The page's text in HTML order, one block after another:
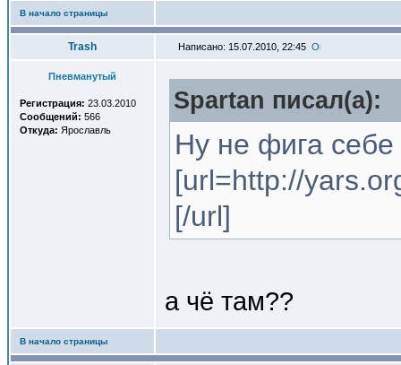
В начало страницы
Trash Написано: 15.07.2010, 22:45
Пневманутый
Регистрация: 23.03.2010
Сообщений: 566
Откуда: Ярославль
Spartan писал(a):
Ну не фига себе
[url=http://
[/url]
а чё там??
В начало страницы